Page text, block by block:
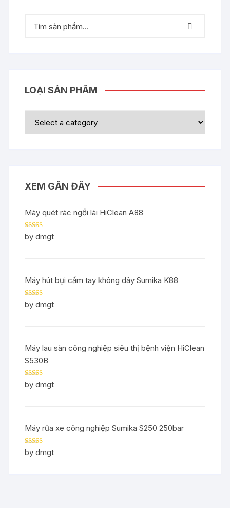
LOẠI SẢN PHẨM
XEM GẦN ĐÂY
Máy quét rác ngồi lái HiClean A88
Rated5out
of 5
by dmgt
Máy hút bụi cầm tay không dây Sumika K88
Rated5out
of 5
by dmgt
Máy lau sàn công nghiệp siêu thị bệnh viện HiClean
S530B
Rated5out
of 5
by dmgt
Máy rửa xe công nghiệp Sumika S250 250bar
Rated5out
of 5
by dmgt